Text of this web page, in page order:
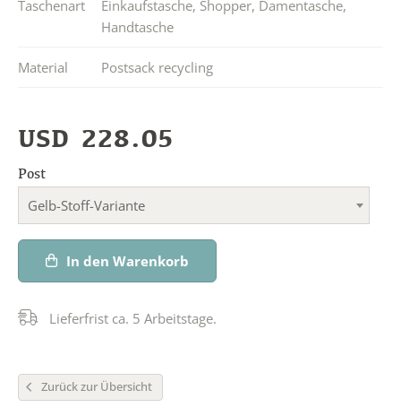
Taschenart Einkaufstasche, Shopper, Damentasche,
Handtasche
Material Postsack recycling
USD 228.05
Post
Gelb-Stoff-Variante
In den Warenkorb
Lieferfrist ca. 5 Arbeitstage.
Zurück zur Übersicht